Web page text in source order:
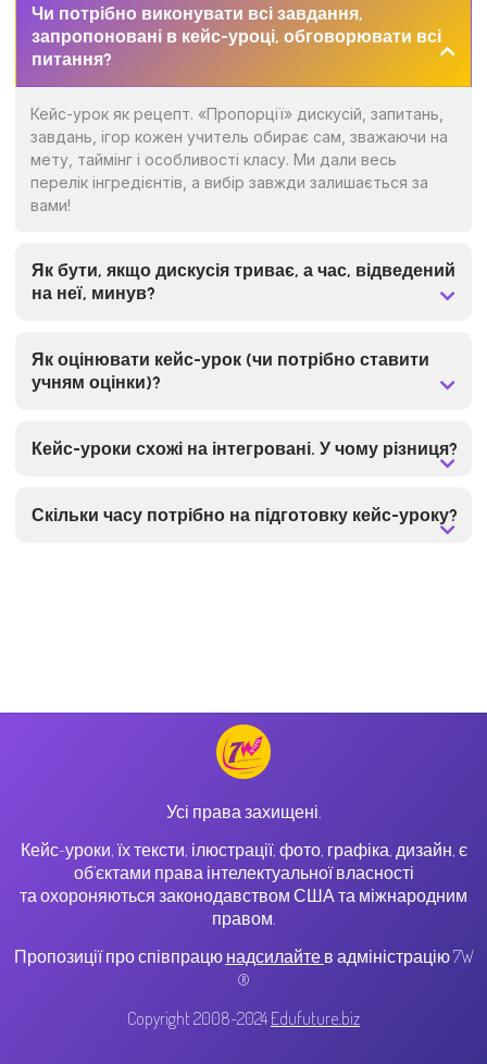
Чи потрібно виконувати всі завдання,
запропоновані в кейс-уроці, обговорювати всі
питання?
Кейс-урок як рецепт. «Пропорції» дискусій, запитань,
завдань, ігор кожен учитель обирає сам, зважаючи на
мету, таймінг і особливості класу. Ми дали весь
перелік інгредієнтів, а вибір завжди залишається за
вами!
Як бути, якщо дискусія триває, а час, відведений
на неї, минув?
Як оцінювати кейс-урок (чи потрібно ставити
учням оцінки)?
Кейс-уроки схожі на інтегровані. У чому різниця?
Скільки часу потрібно на підготовку кейс-уроку?
Усі права захищені.
Кейс-уроки, їх тексти, ілюстрації, фото, графіка, дизайн, є
об’єктами права інтелектуальної власності
та охороняються законодавством США та міжнародним
правом.
Пропозиції про співпрацю надсилайте в адміністрацію 7W
®
Copyright 2008-2024 Edufuture.biz